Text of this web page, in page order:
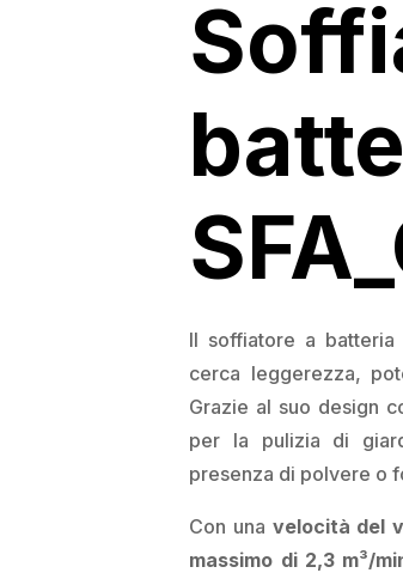
Il soffiatore a batteria
cerca leggerezza,
Grazie al suo design
per la pulizia di
presenza di polvere o
Con una velocità del
massimo di 2,3 m³/